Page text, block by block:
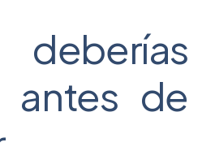
antes de